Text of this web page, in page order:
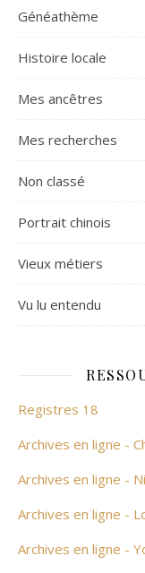
Généathème
Histoire locale
Mes ancêtres
Mes recherches
Non classé
Portrait chinois
Vieux métiers
Vu lu entendu
Registres 18
Archives en ligne -
Archives en ligne -
Archives en ligne -
Archives en ligne -